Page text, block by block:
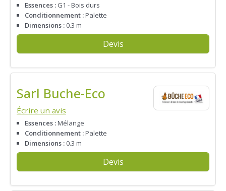
Essences : G1 - Bois durs
Conditionnement :Palette
Dimensions : 0.3 m
Devis
Sarl Buche-Eco
Écrire un avis
Essences :Mélange
Conditionnement :Palette
Dimensions : 0.3 m
Devis